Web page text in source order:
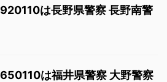
は長野県警察 長野南警
は福井県警察 大野警察